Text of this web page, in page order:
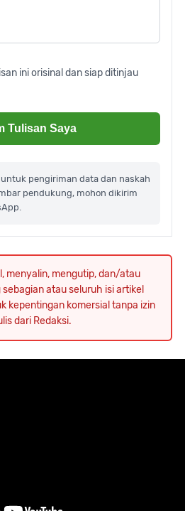
ini orisinal dan siap ditinjau
Tulisan Saya
pengiriman data dan naskah
pendukung, mohon dikirim
menyalin, mengutip, dan/atau
atau seluruh isi artikel
kepentingan komersial tanpa izin
dari Redaksi.